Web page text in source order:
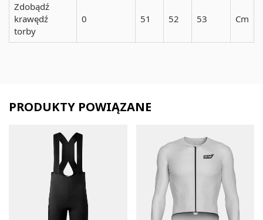
Zdobądź
krawędź
torby
0 51 52 53 Cm
PRODUKTY POWIĄZANE